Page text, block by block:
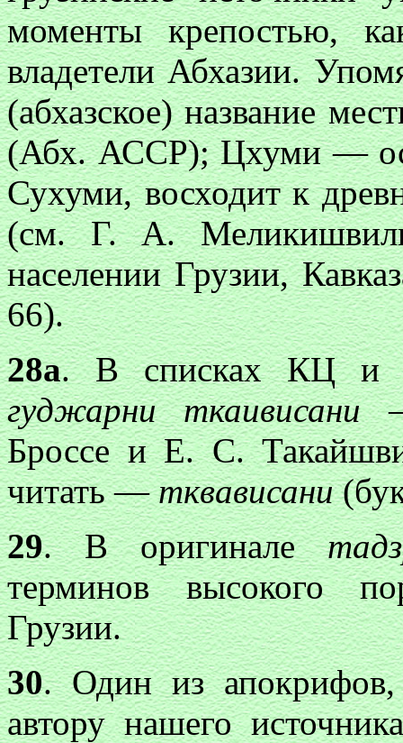
моменты крепостью,
владетели Абхазии.
(абхазское) название
(Абх. АССР); Цхуми —
Сухуми, восходит к
(см. Г. А.
населении Грузии,
66).
28а. В списках КЦ и
гуджарни
Броссе и Е. С.
читать —тквависани
29. В оригинале
терминов высокого
Грузии.
30. Один из апокрифов,
автору нашего